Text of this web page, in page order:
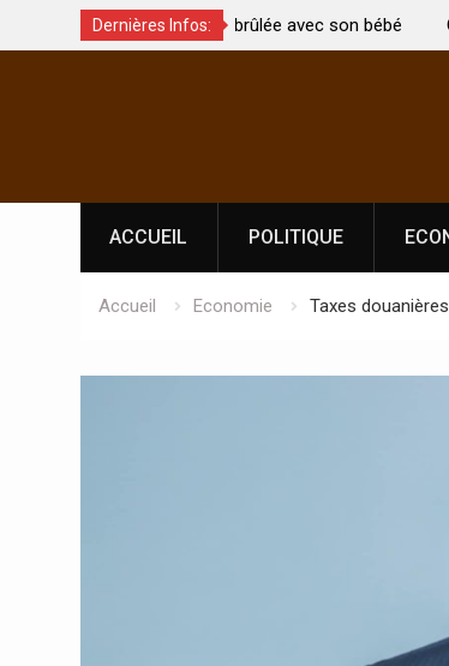
Dernières Infos:
brûlée avec son bébé
Coopération: Le ministre
Abidjan pour la
ACCUEIL POLITIQUE
Accueil Economie Taxes